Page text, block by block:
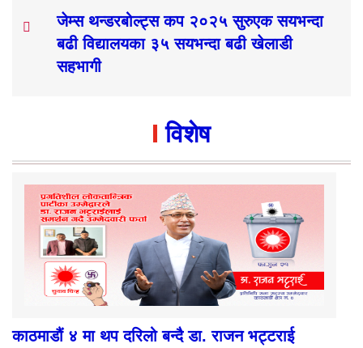
जेम्स थन्डरबोल्ट्स कप २०२५ सुरुएक सयभन्दा
बढी विद्यालयका ३५ सयभन्दा बढी खेलाडी
सहभागी
विशेष
काठमाडौं ४ मा थप दरिलो बन्दै डा. राजन भट्टराई